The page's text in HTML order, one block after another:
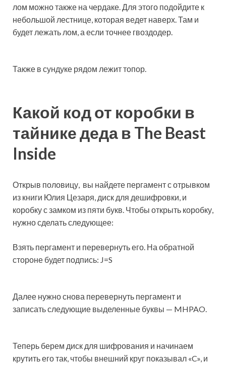
лом можно также на чердаке. Для этого подойдите к
небольшой лестнице, которая ведет наверх. Там и
будет лежать лом, а если точнее гвоздодер.
Также в сундуке рядом лежит топор.
Какой код от коробки в
тайнике деда в The Beast
Inside
Открыв половицу, вы найдете пергамент с отрывком
из книги Юлия Цезаря, диск для дешифровки, и
коробку с замком из пяти букв. Чтобы открыть коробку,
нужно сделать следующее:
Взять пергамент и перевернуть его. На обратной
стороне будет подпись: J=S
Далее нужно снова перевернуть пергамент и
записать следующие выделенные буквы — MHPAO.
Теперь берем диск для шифрования и начинаем
крутить его так, чтобы внешний круг показывал «C», и